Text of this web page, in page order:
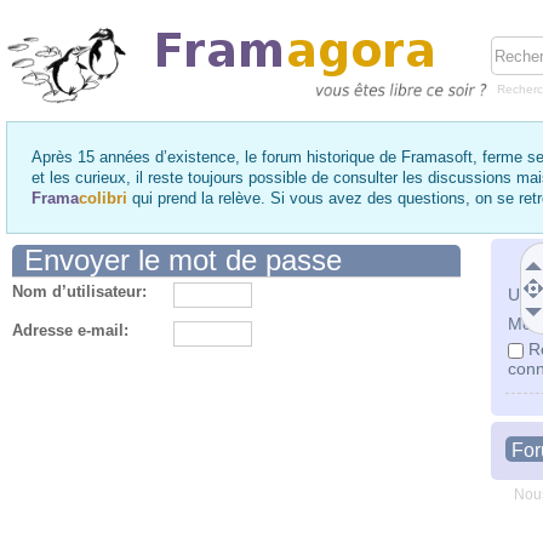
Après 15 années d’existence, le forum historique de Framasoft, ferme
et les curieux, il reste toujours possible de consulter les discussions
Framacolibri qui prend la relève. Si vous avez des questions, on se
Mot
Envoyer le mot de passe
Nom d’utilisateur:
Adresse e-mail: